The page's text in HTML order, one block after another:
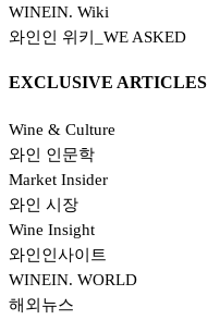
WINEIN. Wiki
와인인 위키_WE ASKED
EXCLUSIVE ARTICLES
Wine & Culture
와인 인문학
Market Insider
와인 시장
Wine Insight
와인인사이트
WINEIN. WORLD
해외뉴스